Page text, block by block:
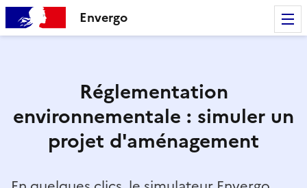
Envergo
Réglementation
environnementale : simuler un
projet d'aménagement